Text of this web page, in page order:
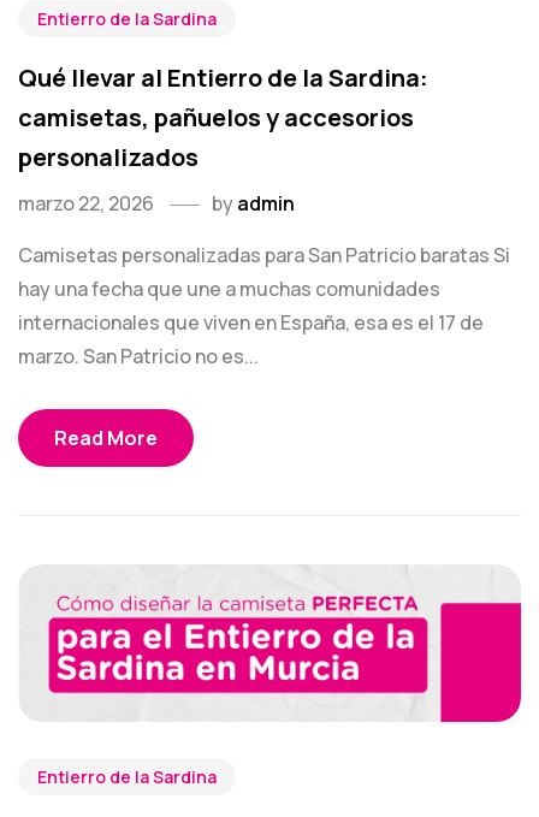
Entierro de la Sardina
Qué llevar al Entierro de la Sardina:
camisetas, pañuelos y accesorios
personalizados
marzo 22, 2026 byadmin
Camisetas personalizadas para San Patricio baratas Si
hay una fecha que une a muchas comunidades
internacionales que viven en España, esa es el 17 de
marzo. San Patricio no es...
Read More
Entierro de la Sardina